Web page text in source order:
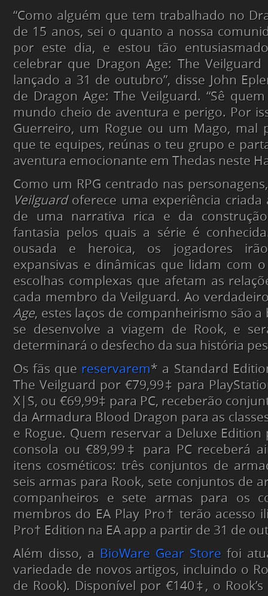
“Como alguém que tem trabalhado no
de 15 anos, sei o quanto a nossa
por este dia, e estou tão
celebrar que Dragon Age: The Veilguard
lançado a 31 de outubro”, disse John
de Dragon Age: The Veilguard. “Sê
mundo cheio de aventura e perigo. Por
Guerreiro, um Rogue ou um Mago, mal
que te equipes, reúnas o teu grupo e
aventura emocionante em Thedas neste
Como um RPG centrado nas
Veilguardoferece uma experiência criada
de uma narrativa rica e da
fantasia pelos quais a série é
ousada e heroica, os jogadores
expansivas e dinâmicas que lidam com
escolhas complexas que afetam as
cada membro da Veilguard. Ao
Age, estes laços de companheirismo são a
se desenvolve a viagem de Rook, e
determinará o desfecho da sua história
Os fãs que reservarem* a Standard
The Veilguard por €79,99‡ para
X|S, ou €69,99‡ para PC, receberão
da Armadura Blood Dragon para as
e Rogue. Quem reservar a Deluxe Edition
consola ou €89,99 ‡
para PC receberá
itens cosméticos: três conjuntos de
seis armas para Rook, sete conjuntos de
companheiros e sete armas para os
membros do EA Play Pro† terão acesso
Pro† Edition na EA app a partir de 31 de
Além disso, a BioWare Gear Store foi
variedade de novos artigos, incluindo o
de Rook). Disponível por €140‡ , o